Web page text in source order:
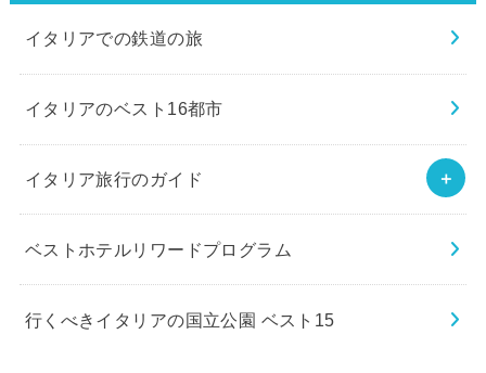
イタリアでの鉄道の旅
イタリアのベスト16都市
イタリア旅行のガイド
ベストホテルリワードプログラム
行くべきイタリアの国立公園 ベスト15